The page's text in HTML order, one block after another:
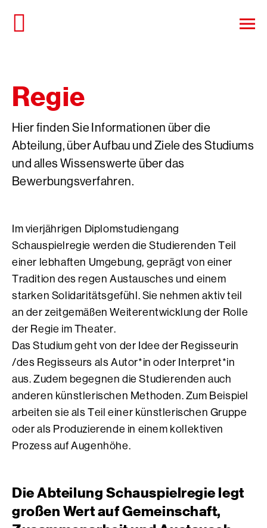
zum
Seiteninhalt
Regie
Hier finden Sie Informationen über die
Abteilung, über Aufbau und Ziele des Studiums
und alles Wissenswerte über das
Bewerbungsverfahren.
Im vierjährigen Diplomstudiengang
Schauspielregie werden die Studierenden Teil
einer lebhaften Umgebung, geprägt von einer
Tradition des regen Austausches und einem
starken Solidaritätsgefühl. Sie nehmen aktiv teil
an der zeitgemäßen Weiterentwicklung der Rolle
der Regie im Theater.
Das Studium geht von der Idee der Regisseurin
/des Regisseurs als Autor*in oder Interpret*in
aus. Zudem begegnen die Studierenden auch
anderen künstlerischen Methoden. Zum Beispiel
arbeiten sie als Teil einer künstlerischen Gruppe
oder als Produzierende in einem kollektiven
Prozess auf Augenhöhe.
Die Abteilung Schauspielregie legt
großen Wert auf Gemeinschaft,